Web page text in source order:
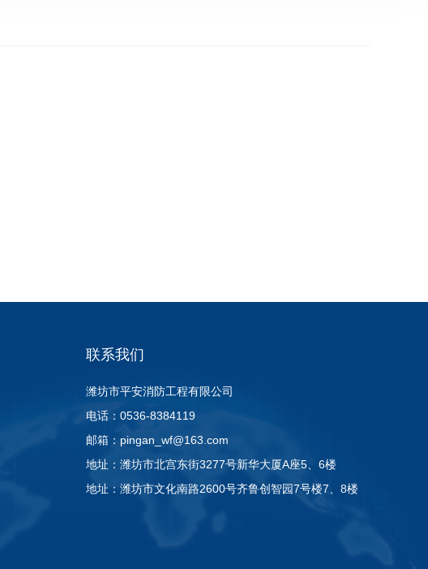
联系我们
潍坊市平安消防工程有限公司
电话：0536-8384119
邮箱： pingan_wf@163.com
地址：潍坊市北宫东街3277号新华大厦A座5、6楼
地址：潍坊市文化南路2600号齐鲁创智园7号楼7、8楼